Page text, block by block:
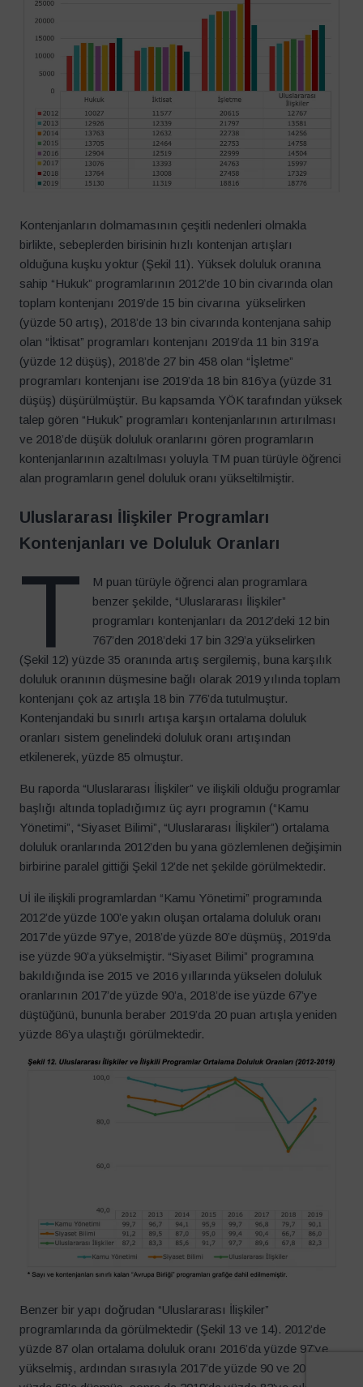
Kontenjanların dolmamasının çeşitli nedenleri olmakla
birlikte, sebeplerden birisinin hızlı kontenjan artışları
olduğuna kuşku yoktur (Şekil 11). Yüksek doluluk oranına
sahip “Hukuk” programlarının 2012’de 10 bin civarında olan
toplam kontenjanı 2019’de 15 bin civarına yükselirken
(yüzde 50 artış), 2018’de 13 bin civarında kontenjana sahip
olan “İktisat” programları kontenjanı 2019’da 11 bin 319’a
(yüzde 12 düşüş), 2018’de 27 bin 458 olan “İşletme”
programları kontenjanı ise 2019’da 18 bin 816’ya (yüzde 31
düşüş) düşürülmüştür. Bu kapsamda YÖK tarafından yüksek
talep gören “Hukuk” programları kontenjanlarının artırılması
ve 2018’de düşük doluluk oranlarını gören programların
kontenjanlarının azaltılması yoluyla TM puan türüyle öğrenci
alan programların genel doluluk oranı yükseltilmiştir.
Uluslararası İlişkiler Programları
Kontenjanları ve Doluluk Oranları
T
M puan türüyle öğrenci alan programlara
benzer şekilde, “Uluslararası İlişkiler”
programları kontenjanları da 2012’deki 12 bin
767’den 2018’deki 17 bin 329’a yükselirken
(Şekil 12) yüzde 35 oranında artış sergilemiş, buna karşılık
doluluk oranının düşmesine bağlı olarak 2019 yılında toplam
kontenjanı çok az artışla 18 bin 776’da tutulmuştur.
Kontenjandaki bu sınırlı artışa karşın ortalama doluluk
oranları sistem genelindeki doluluk oranı artışından
etkilenerek, yüzde 85 olmuştur.
Bu raporda “Uluslararası İlişkiler” ve ilişkili olduğu programlar
başlığı altında topladığımız üç ayrı programın (“Kamu
Yönetimi”, “Siyaset Bilimi”, “Uluslararası İlişkiler”) ortalama
doluluk oranlarında 2012’den bu yana gözlemlenen değişimin
birbirine paralel gittiği Şekil 12’de net şekilde görülmektedir.
Uİ ile ilişkili programlardan “Kamu Yönetimi” programında
2012’de yüzde 100’e yakın oluşan ortalama doluluk oranı
2017’de yüzde 97’ye, 2018’de yüzde 80’e düşmüş, 2019’da
ise yüzde 90’a yükselmiştir. “Siyaset Bilimi” programına
bakıldığında ise 2015 ve 2016 yıllarında yükselen doluluk
oranlarının 2017’de yüzde 90’a, 2018’de ise yüzde 67’ye
düştüğünü, bununla beraber 2019’da 20 puan artışla yeniden
yüzde 86’ya ulaştığı görülmektedir.
Benzer bir yapı doğrudan “Uluslararası İlişkiler”
programlarında da görülmektedir (Şekil 13 ve 14). 2012’de
yüzde 87 olan ortalama doluluk oranı 2016’da yüzde 97’ye
yükselmiş, ardından sırasıyla 2017’de yüzde 90 ve 2018’de